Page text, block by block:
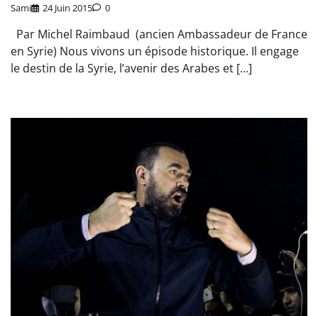
Sami 24 Juin 2015 0
Par Michel Raimbaud (ancien Ambassadeur de France
en Syrie) Nous vivons un épisode historique. Il engage
le destin de la Syrie, l’avenir des Arabes et […]